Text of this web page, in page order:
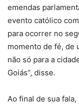
emendas
evento católico
para ocorrer no
momento de fé, de
não só para a
Goiás”, disse.
Ao final de sua